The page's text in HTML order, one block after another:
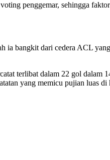
penggemar, sehingga
ia bangkit dari cedera ACL
terlibat dalam 22 gol
yang memicu pujian luas di